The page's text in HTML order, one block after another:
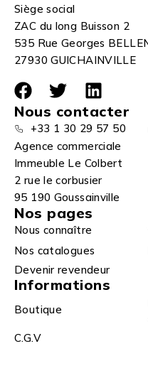
Siège social
ZAC du long Buisson 2
535 Rue Georges
27930 GUICHAINVILLE
Nous contacter
+33 1 30 29 57 50
Agence commerciale
Immeuble Le Colbert
2 rue le corbusier
95 190 Goussainville
Nos pages
Nous connaître
Nos catalogues
Devenir revendeur
Informations
Boutique
C.G.V